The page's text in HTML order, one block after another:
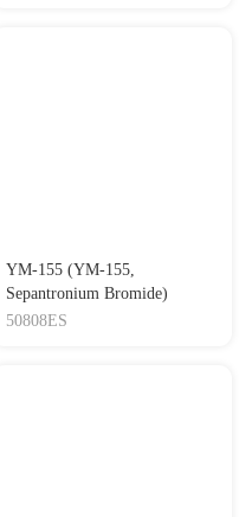
YM-155 (YM-155,
Sepantronium Bromide)
50808ES